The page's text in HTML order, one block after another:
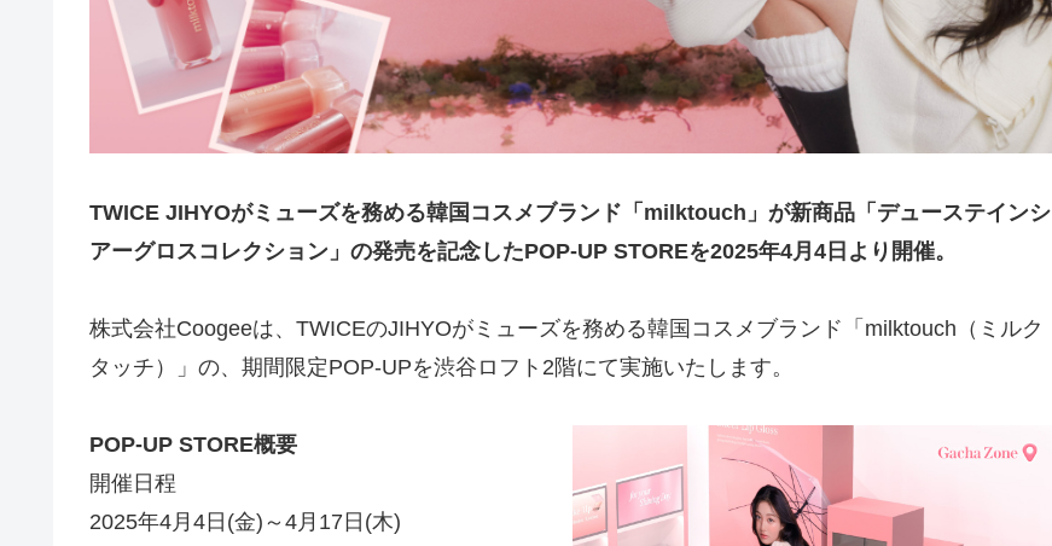
TWICE JIHYOがミューズを務める韓国コスメブランド「milktouch」が新商品「デューステインシ
アーグロスコレクション」の発売を記念したPOP-UP STOREを2025年4月4日より開催。
株式会社Coogeeは、TWICEのJIHYOがミューズを務める韓国コスメブランド「milktouch（ミルク
タッチ）」の、期間限定POP-UPを渋谷ロフト2階にて実施いたします。
POP-UP STORE概要
開催日程
2025年4月4日(金)～4月17日(木)